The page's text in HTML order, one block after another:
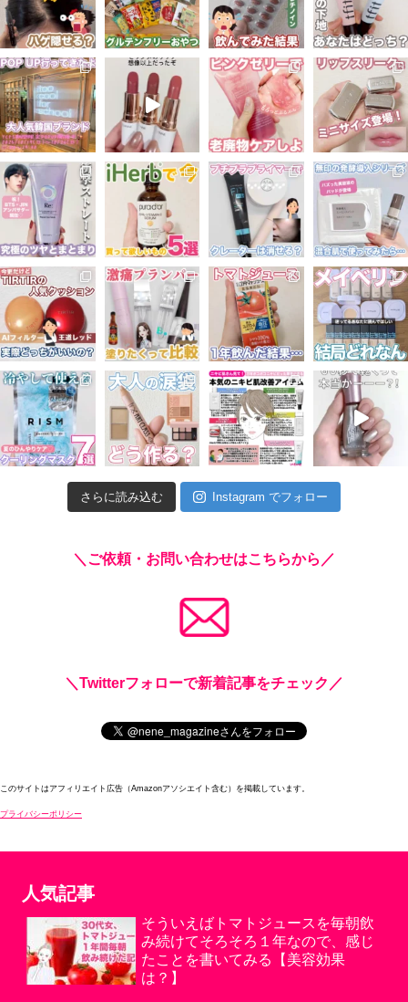
さらに読み込む Instagram でフォロー
＼ご依頼・お問い合わせはこちらから／
＼Twitterフォローで新着記事をチェック／
このサイトはアフィリエイト広告（Amazonアソシエイト含む）を掲載しています。
プライバシーポリシー
人気記事
そういえばトマトジュースを毎朝飲
み続けてそろそろ１年なので、感じ
たことを書いてみる【美容効果
は？】